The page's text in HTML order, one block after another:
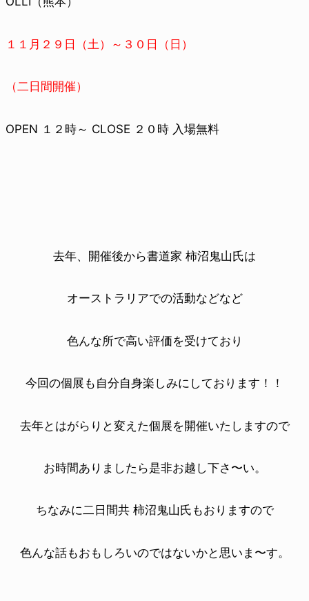
１１月２９日（土）～３０日（日）
（二日間開催）
OPEN １２時～ CLOSE ２０時 入場無料
去年、開催後から書道家 柿沼鬼山氏は
オーストラリアでの活動などなど
色んな所で高い評価を受けており
今回の個展も自分自身楽しみにしております！！
去年とはがらりと変えた個展を開催いたしますので
お時間ありましたら是非お越し下さ〜い。
ちなみに二日間共 柿沼鬼山氏もおりますので
色んな話もおもしろいのではないかと思いま〜す。